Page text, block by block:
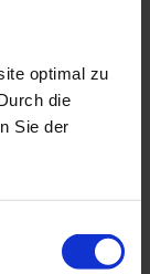
optimal zu
die
Sie der